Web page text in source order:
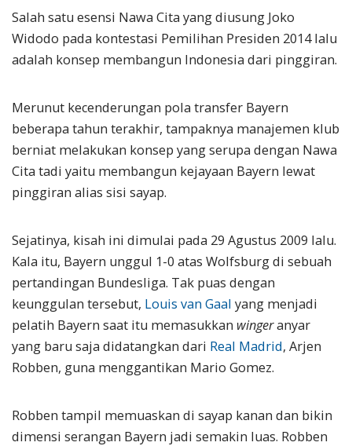
Salah satu esensi Nawa Cita yang diusung Joko
Widodo pada kontestasi Pemilihan Presiden 2014 lalu
adalah konsep membangun Indonesia dari pinggiran.
Merunut kecenderungan pola transfer Bayern
beberapa tahun terakhir, tampaknya manajemen klub
berniat melakukan konsep yang serupa dengan Nawa
Cita tadi yaitu membangun kejayaan Bayern lewat
pinggiran alias sisi sayap.
Sejatinya, kisah ini dimulai pada 29 Agustus 2009 lalu.
Kala itu, Bayern unggul 1-0 atas Wolfsburg di sebuah
pertandingan Bundesliga. Tak puas dengan
keunggulan tersebut, Louis van Gaal yang menjadi
pelatih Bayern saat itu memasukkan wingeranyar
yang baru saja didatangkan dari Real Madrid, Arjen
Robben, guna menggantikan Mario Gomez.
Robben tampil memuaskan di sayap kanan dan bikin
dimensi serangan Bayern jadi semakin luas. Robben